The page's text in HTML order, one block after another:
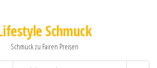
Schmuck
Schmuck zu Fairen Preisen